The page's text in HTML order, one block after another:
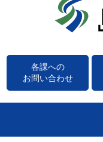
各課への
お問い合わせ